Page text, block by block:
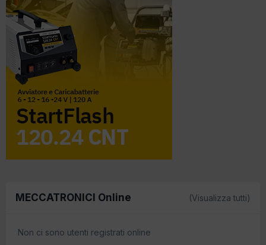
MECCATRONICI Online (Visualizza tutti)
Non ci sono utenti registrati online